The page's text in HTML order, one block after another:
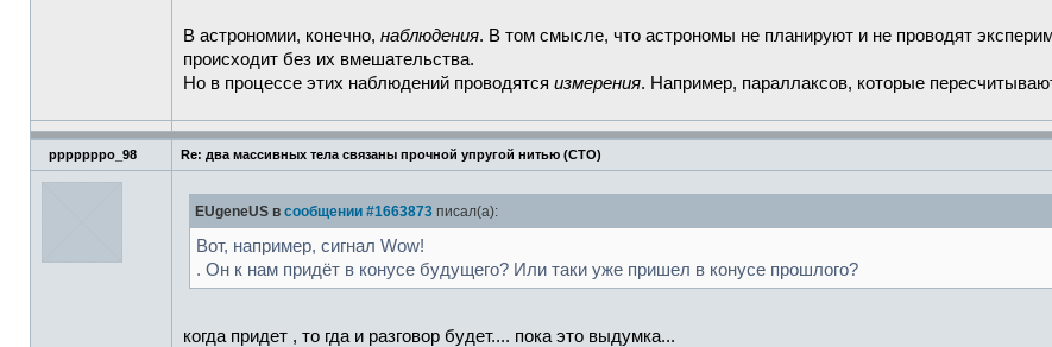
В астрономии, конечно, наблюдения. В том смысле, что астрономы не планируют и не проводят
происходит без их вмешательства.
Но в процессе этих наблюдений проводятся измерения. Например, параллаксов, которые
pppppppo_98 Re: два массивных тела связаны прочной упругой нитью (СТО)
EUgeneUS в сообщении #1663873 писал(а):
Вот, например, сигнал Wow!
. Он к нам придёт в конусе будущего? Или таки уже пришел в конусе прошлого?
когда придет , то гда и разговор будет.... пока это выдумка...